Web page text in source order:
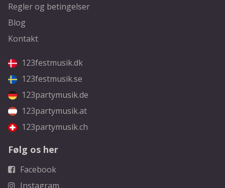
Regler og betingelser
Blog
Kontakt
123festmusik.dk
123festmusik.se
123partymusik.de
123partymusik.at
123partymusik.ch
Følg os her
Facebook
Instagram